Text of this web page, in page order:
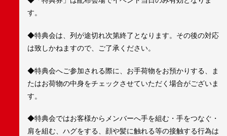
す。
◆特典会は、列が途切れ次第終了となります。その後の対応
は致しかねますので、ご了承ください。
◆特典会へご参加される際に、お手荷物をお預かりする、ま
たはお荷物の中身をチェックさせていただく場合がございま
す。
◆特典会ではお客様からメンバーへ手を組む・手をつなぐ・
肩を組む、ハグをする、顔や髪に触れる等の接触する行為は